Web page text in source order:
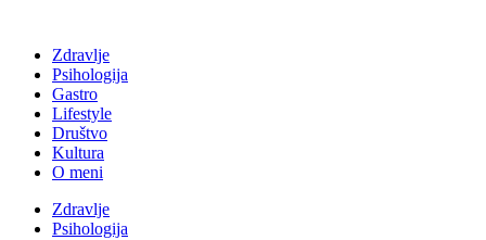
Zdravlje
Psihologija
Gastro
Lifestyle
Društvo
Kultura
O meni
Zdravlje
Psihologija